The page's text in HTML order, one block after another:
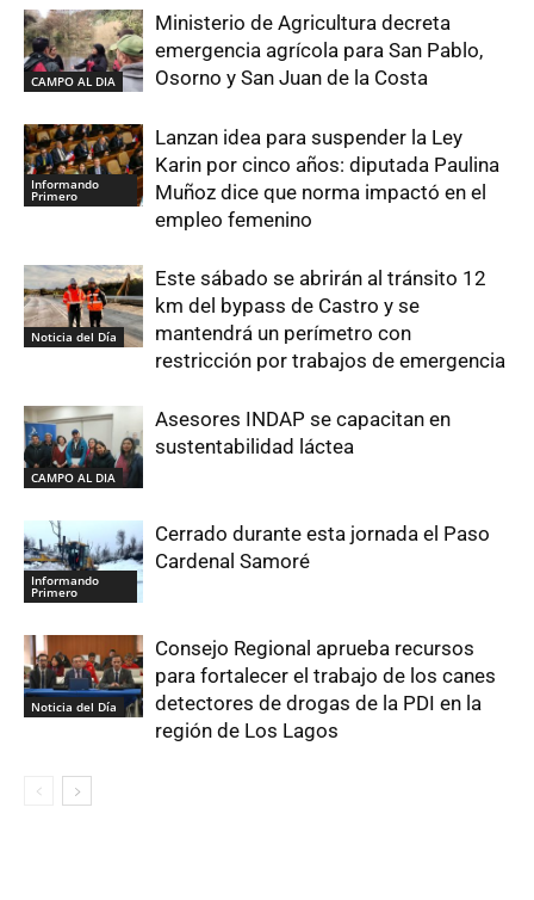
CAMPO AL DIA
Ministerio de Agricultura decreta
emergencia agrícola para San Pablo,
Osorno y San Juan de la Costa
Informando
Primero
Lanzan idea para suspender la Ley
Karin por cinco años: diputada Paulina
Muñoz dice que norma impactó en el
empleo femenino
Noticia del Día
Este sábado se abrirán al tránsito 12
km del bypass de Castro y se
mantendrá un perímetro con
restricción por trabajos de emergencia
CAMPO AL DIA
Asesores INDAP se capacitan en
sustentabilidad láctea
Informando
Primero
Cerrado durante esta jornada el Paso
Cardenal Samoré
Noticia del Día
Consejo Regional aprueba recursos
para fortalecer el trabajo de los canes
detectores de drogas de la PDI en la
región de Los Lagos